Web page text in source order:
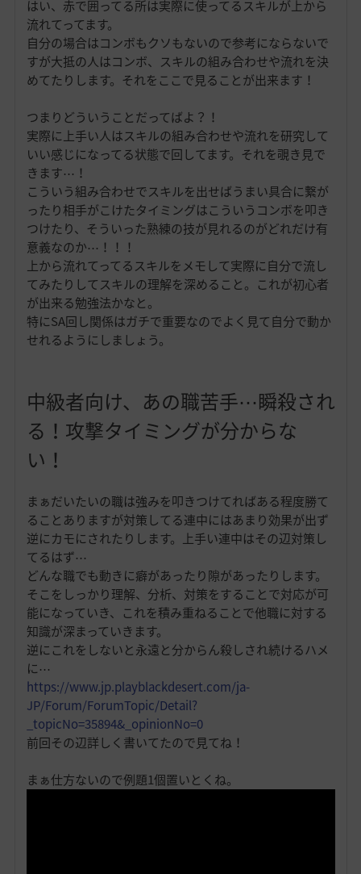
はい、赤で囲ってる所は実際に使ってるスキルが上から
流れてってます。
自分の場合はコンボもクソもないので参考にならないで
すが大抵の人はコンボ、スキルの組み合わせや流れを決
めてたりします。それをここで見ることが出来ます！
つまりどういうことだってばよ？！
実際に上手い人はスキルの組み合わせや流れを研究して
いい感じになってる状態で回してます。それを覗き見で
きます⋯！
こういう組み合わせでスキルを出せばうまい具合に繋が
ったり相手がこけたタイミングはこういうコンボを叩き
つけたり、そういった熟練の技が見れるのがどれだけ有
意義なのか⋯！！！
上から流れてってるスキルをメモして実際に自分で流し
てみたりしてスキルの理解を深めること。これが初心者
が出来る勉強法かなと。
特にSA回し関係はガチで重要なのでよく見て自分で動か
せれるようにしましょう。
中級者向け、あの職苦手⋯瞬殺され
る！攻撃タイミングが分からな
い！
まぁだいたいの職は強みを叩きつけてればある程度勝て
ることありますが対策してる連中にはあまり効果が出ず
逆にカモにされたりします。上手い連中はその辺対策し
てるはず⋯
どんな職でも動きに癖があったり隙があったりします。
そこをしっかり理解、分析、対策をすることで対応が可
能になっていき、これを積み重ねることで他職に対する
知識が深まっていきます。
逆にこれをしないと永遠と分からん殺しされ続けるハメ
に⋯
https://www.jp.playblackdesert.com/ja-
JP/Forum/ForumTopic/Detail?
_topicNo=35894&_opinionNo=0
前回その辺詳しく書いてたので見てね！
まぁ仕方ないので例題1個置いとくね。